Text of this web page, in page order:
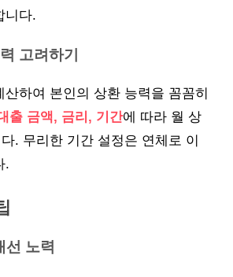
니다.
고려하기
산하여 본인의 상환 능력을 꼼꼼히
출 금액, 금리, 기간에 따라 월 상
. 무리한 기간 설정은 연체로 이
.
선 노력